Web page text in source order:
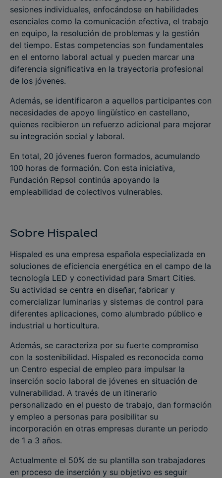
sesiones individuales, enfocándose en habilidades
esenciales como la comunicación efectiva, el trabajo
en equipo, la resolución de problemas y la gestión
del tiempo. Estas competencias son fundamentales
en el entorno laboral actual y pueden marcar una
diferencia significativa en la trayectoria profesional
de los jóvenes.
Además, se identificaron a aquellos participantes con
necesidades de apoyo lingüístico en castellano,
quienes recibieron un refuerzo adicional para mejorar
su integración social y laboral.
En total, 20 jóvenes fueron formados, acumulando
100 horas de formación. Con esta iniciativa,
Fundación Repsol continúa apoyando la
empleabilidad de colectivos vulnerables.
Sobre Hispaled
Hispaled es una empresa española especializada en
soluciones de eficiencia energética en el campo de la
tecnología LED y conectividad para Smart Cities.
Su actividad se centra en diseñar, fabricar y
comercializar luminarias y sistemas de control para
diferentes aplicaciones, como alumbrado público e
industrial u horticultura.
Además, se caracteriza por su fuerte compromiso
con la sostenibilidad. Hispaled es reconocida como
un Centro especial de empleo para impulsar la
inserción socio laboral de jóvenes en situación de
vulnerabilidad. A través de un itinerario
personalizado en el puesto de trabajo, dan formación
y empleo a personas para posibilitar su
incorporación en otras empresas durante un periodo
de 1 a 3 años.
Actualmente el 50% de su plantilla son trabajadores
en proceso de inserción y su objetivo es seguir